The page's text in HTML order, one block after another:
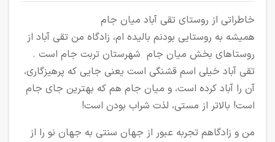
خاطراتی از روستای تقی آباد میان جام
همیشه به روستایی بودنم بالیده ام، زادگاه من تقی آباد از
روستاهای بخش میان جام شهرستان تربت جام است .
تقی آباد خیلی اسم قشنگی است یعنی جایی که پرهیزگاری،
آن را آباد کرده است، و میان جام هم که بهترین جای جام
است! بالاتر از مستی، لذت شراب بودن است!
من و زادگاهم تجربه عبور از جهان سنتی به جهان نو را از